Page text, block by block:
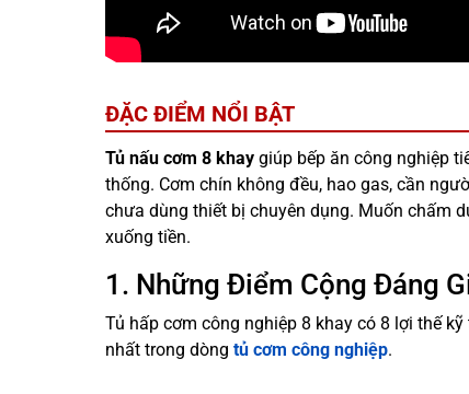
ĐẶC ĐIỂM NỔI BẬT
Tủ nấu cơm 8 khay giúp bếp ăn công nghiệp
thống. Cơm chín không đều, hao gas, cần
chưa dùng thiết bị chuyên dụng. Muốn chấm
xuống tiền.
1. Những Điểm Cộng Đáng
Tủ hấp cơm công nghiệp 8 khay có 8 lợi thế
nhất trong dòng tủ cơm công nghiệp.